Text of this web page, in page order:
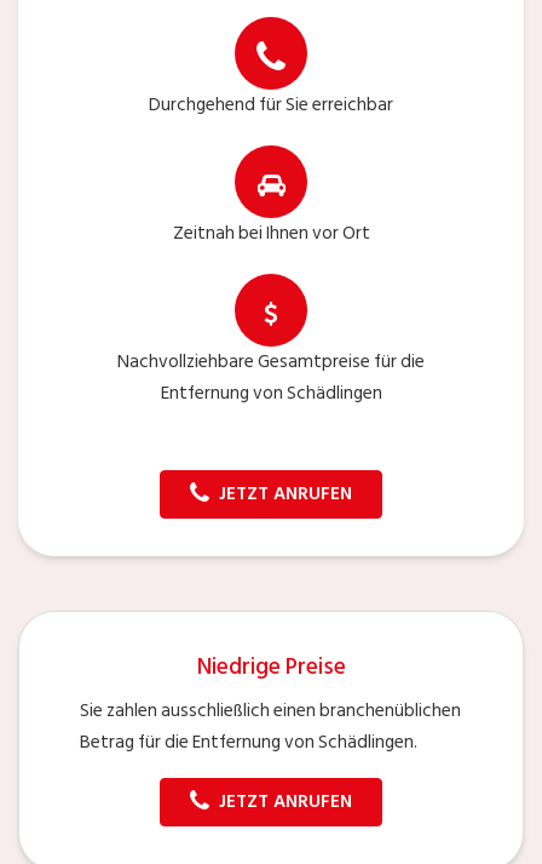
Durchgehend für Sie erreichbar
Zeitnah bei Ihnen vor Ort
Nachvollziehbare Gesamtpreise für die
Entfernung von Schädlingen
JETZT ANRUFEN
Niedrige Preise
Sie zahlen ausschließlich einen branchenüblichen
Betrag für die Entfernung von Schädlingen.
JETZT ANRUFEN